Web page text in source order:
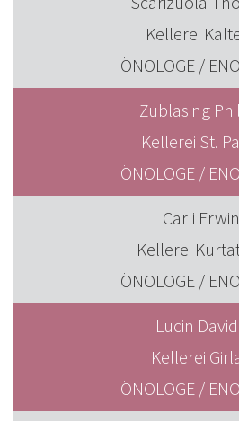
Kellerei
ÖNOLOGE /
Zublasing
Kellerei St.
ÖNOLOGE /
Carli Erwin
Kellerei
ÖNOLOGE /
Lucin
Kellerei
ÖNOLOGE /